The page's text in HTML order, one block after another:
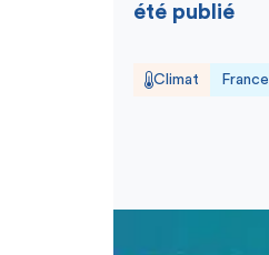
été publié
Climat France